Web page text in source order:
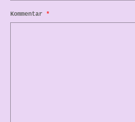
Kommentar *